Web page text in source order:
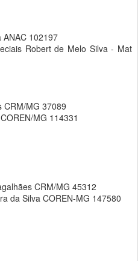
ANAC 102197
Robert de Melo Silva - Mat
CRM/MG 37089
MG 114331
CRM/MG 45312
da Silva COREN-MG 147580